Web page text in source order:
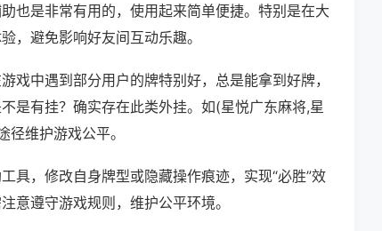
也是非常有用的，使用起来简单便捷。特别是在大
，避免影响好友间互动乐趣。
戏中遇到部分用户的牌特别好，总是能拿到好牌，
是有挂？确实存在此类外挂。如(星悦广东麻将,星
维护游戏公平。
具，修改自身牌型或隐藏操作痕迹，实现“必胜”效
意遵守游戏规则，维护公平环境。